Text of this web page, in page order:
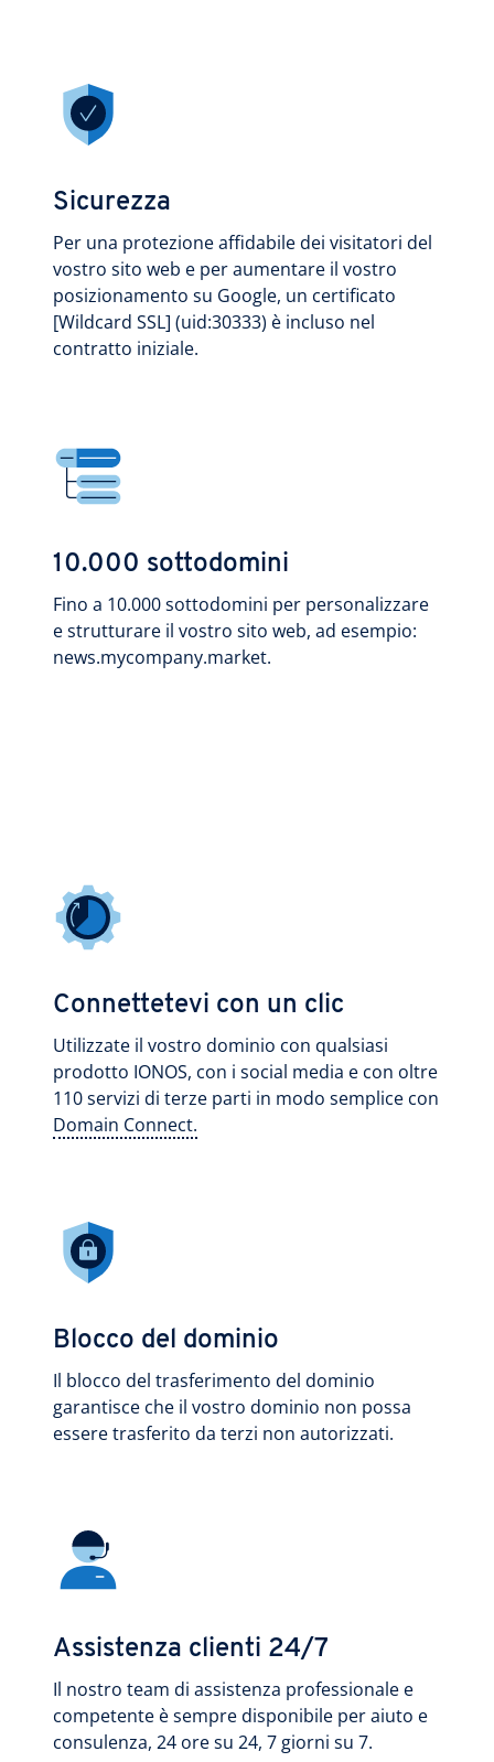
Sicurezza
Per una protezione affidabile dei visitatori del
vostro sito web e per aumentare il vostro
posizionamento su Google, un certificato
[Wildcard SSL] (uid:30333) è incluso nel
contratto iniziale.
10.000 sottodomini
Fino a 10.000 sottodomini per personalizzare
e strutturare il vostro sito web, ad esempio:
news.mycompany.market.
Connettetevi con un clic
Utilizzate il vostro dominio con qualsiasi
prodotto IONOS, con i social media e con oltre
110 servizi di terze parti in modo semplice con
Domain Connect.
Blocco del dominio
Il blocco del trasferimento del dominio
garantisce che il vostro dominio non possa
essere trasferito da terzi non autorizzati.
Assistenza clienti 24/7
Il nostro team di assistenza professionale e
competente è sempre disponibile per aiuto e
consulenza, 24 ore su 24, 7 giorni su 7.